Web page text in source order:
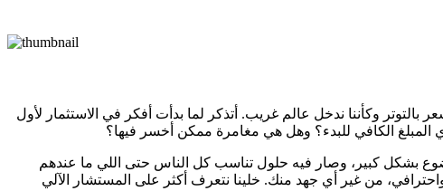
وكأننا ندخل عالم غريب. أتذكر لما بدأت أفكر في الاستثمار لأول
الكافي للبدء؟ وهل هي مغامرة ممكن أخسر فيها؟
بشكل كبير، وصار فيه حلول تناسب كل الناس حتى اللي ما عندهم
من غير أي جهد منك. خلينا نتعرف أكثر على المستشار الآلي